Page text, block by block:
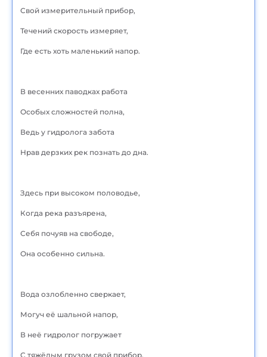
Свой измерительный прибор,
Течений скорость измеряет,
Где есть хоть маленький напор.
В весенних паводках работа
Особых сложностей полна,
Ведь у гидролога забота
Нрав дерзких рек познать до дна.
Здесь при высоком половодье,
Когда река разъярена,
Себя почуяв на свободе,
Она особенно сильна.
Вода озлобленно сверкает,
Могуч её шальной напор,
В неё гидролог погружает
С тяжёлым грузом свой прибор.